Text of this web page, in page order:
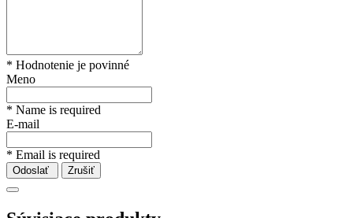
* Hodnotenie je povinné
Meno
* Name is required
E-mail
* Email is required
Odoslať Zrušiť